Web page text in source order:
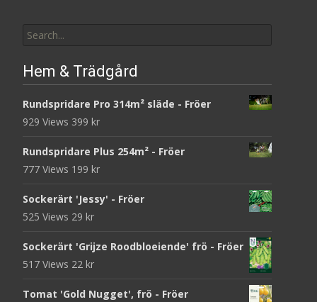
for:
Hem & Trädgård
Rundspridare Pro 314m² släde - Fröer
929 Views 399 kr
Rundspridare Plus 254m² - Fröer
777 Views 199 kr
Sockerärt 'Jessy' - Fröer
525 Views 29 kr
Sockerärt 'Grijze Roodbloeiende' frö - Fröer
517 Views 22 kr
Tomat 'Gold Nugget', frö - Fröer